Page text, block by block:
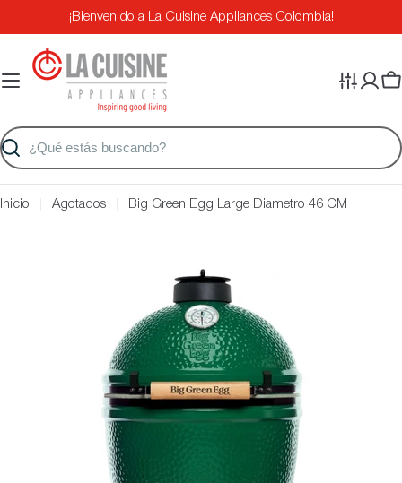
al
contenido
¡Bienvenido a La Cuisine Appliances Colombia!
Buscar
Inicio Agotados Big Green Egg Large Diametro 46 CM
medios 0 en modal